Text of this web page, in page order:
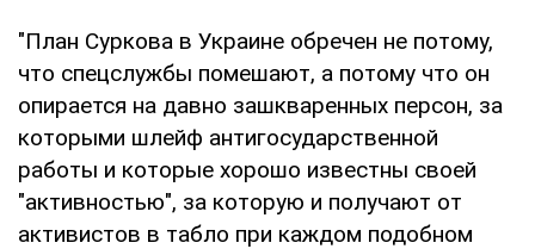
"План Суркова в Украине обречен не потому,
что спецслужбы помешают, а потому что он
опирается на давно зашкваренных персон, за
которыми шлейф антигосударственной
работы и которые хорошо известны своей
"активностью", за которую и получают от
активистов в табло при каждом подобном